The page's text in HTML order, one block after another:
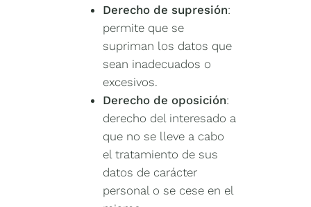
Derecho de supresión:
permite que se
supriman los datos que
sean inadecuados o
excesivos.
Derecho de oposición:
derecho del interesado a
que no se lleve a cabo
el tratamiento de sus
datos de carácter
personal o se cese en el